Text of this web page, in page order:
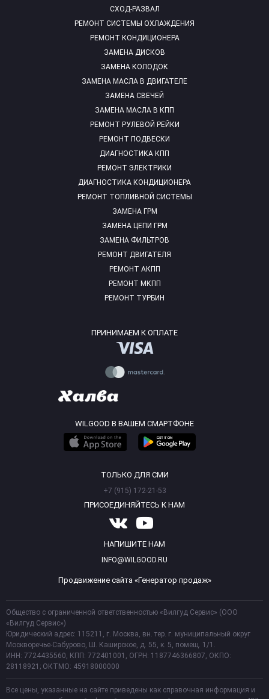
СХОД-РАЗВАЛ
РЕМОНТ СИСТЕМЫ ОХЛАЖДЕНИЯ
РЕМОНТ КОНДИЦИОНЕРА
ЗАМЕНА ДИСКОВ
ЗАМЕНА КОЛОДОК
ЗАМЕНА МАСЛА В ДВИГАТЕЛЕ
ЗАМЕНА СВЕЧЕЙ
ЗАМЕНА МАСЛА В КПП
РЕМОНТ РУЛЕВОЙ РЕЙКИ
РЕМОНТ ПОДВЕСКИ
ДИАГНОСТИКА КПП
РЕМОНТ ЭЛЕКТРИКИ
ДИАГНОСТИКА КОНДИЦИОНЕРА
РЕМОНТ ТОПЛИВНОЙ СИСТЕМЫ
ЗАМЕНА ГРМ
ЗАМЕНА ЦЕПИ ГРМ
ЗАМЕНА ФИЛЬТРОВ
РЕМОНТ ДВИГАТЕЛЯ
РЕМОНТ АКПП
РЕМОНТ МКПП
РЕМОНТ ТУРБИН
ПРИНИМАЕМ К ОПЛАТЕ
WILGOOD В ВАШЕМ СМАРТФОНЕ
ТОЛЬКО ДЛЯ СМИ
+7 (915) 172-21-53
ПРИСОЕДИНЯЙТЕСЬ К НАМ
НАПИШИТЕ НАМ
INFO@WILGOOD.RU
Продвижение сайта «Генератор продаж»
Общество с ограниченной ответственностью «Вилгуд Сервис» (ООО
«Вилгуд Сервис»)
Юридический адрес: 115211, г. Москва, вн. тер. г. муниципальный округ
Москворечье-Сабурово, Ш. Каширское, д. 55, к. 5, помещ. 1/1.
ИНН: 7724435560, КПП: 772401001, ОГРН: 1187746366807, ОКПО:
28118921; ОКТМО: 45918000000
Все цены, указанные на сайте приведены как справочная информация и